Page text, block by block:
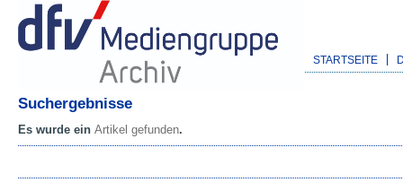
STARTSEITE
Suchergebnisse
Es wurde ein Artikel gefunden.